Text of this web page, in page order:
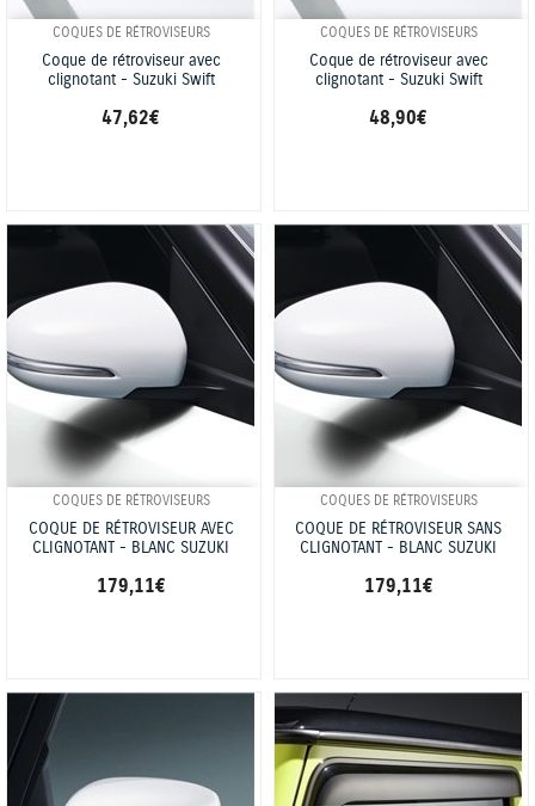
COQUES DE RÉTROVISEURS
Coque de rétroviseur avec
clignotant - Suzuki Swift
47,62 €
COQUES DE RÉTROVISEURS
Coque de rétroviseur avec
clignotant - Suzuki Swift
48,90 €
COQUES DE RÉTROVISEURS
COQUE DE RÉTROVISEUR AVEC
CLIGNOTANT - BLANC SUZUKI
179,11 €
COQUES DE RÉTROVISEURS
COQUE DE RÉTROVISEUR SANS
CLIGNOTANT - BLANC SUZUKI
179,11 €